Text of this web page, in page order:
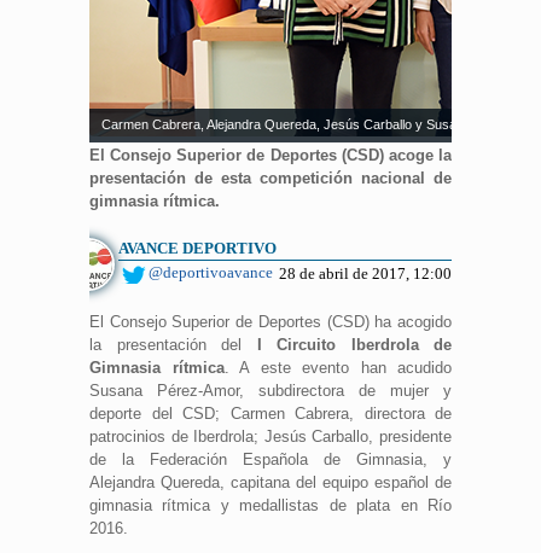
Carmen Cabrera, Alejandra Quereda, Jesús Carballo y Susana Pérez-
El Consejo Superior de Deportes (CSD) acoge la
presentación de esta competición nacional de
gimnasia rítmica.
AVANCE DEPORTIVO
@deportivoavance 28 de abril de 2017, 12:00
El Consejo Superior de Deportes (CSD) ha acogido
la presentación del
I Circuito Iberdrola de
Gimnasia rítmica. A este evento han acudido
Susana Pérez-Amor, subdirectora de mujer y
deporte del CSD; Carmen Cabrera, directora de
patrocinios de Iberdrola; Jesús Carballo, presidente
de la Federación Española de Gimnasia, y
Alejandra Quereda, capitana del equipo español de
gimnasia rítmica y medallistas de plata en Río
2016.